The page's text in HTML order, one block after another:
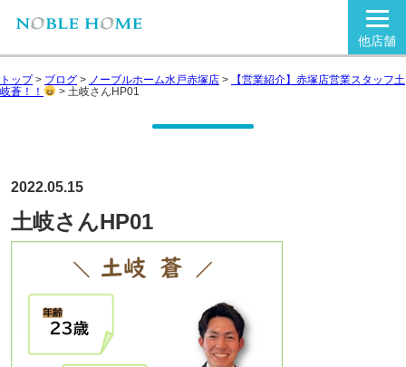
他店舗
トップ> ブログ > ノーブルホーム水戸赤塚店 >
【営業紹介】赤塚店営業スタッフ土
岐蒼！！
> 土岐さんHP01
2022.05.15
土岐さんHP01